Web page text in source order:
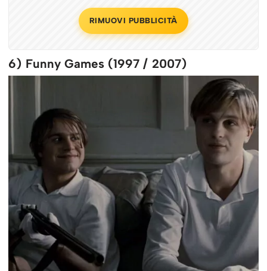
RIMUOVI PUBBLICITÀ
6) Funny Games (1997 / 2007)